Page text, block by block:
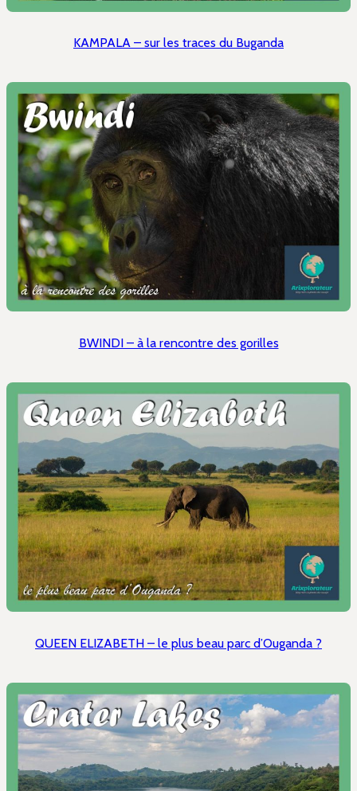
KAMPALA – sur les traces du Buganda
BWINDI – à la rencontre des gorilles
QUEEN ELIZABETH – le plus beau parc d’Ouganda ?